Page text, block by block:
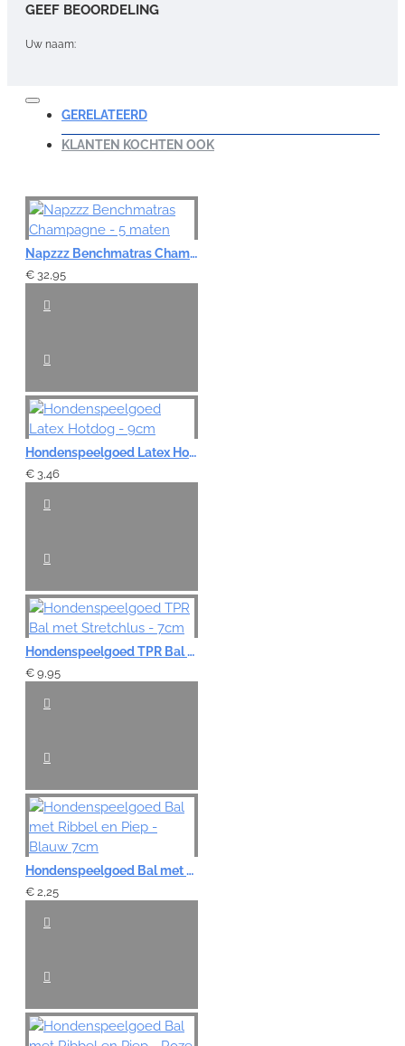
GEEF BEOORDELING
Uw naam:
Opmerking:
Note:HTML-code wordt niet vertaald!
Waardering:
Slecht Goed
GERELATEERD
KLANTEN KOCHTEN OOK
Napzzz Benchmatras Champagne - 5 maten
€ 32,95
Hondenspeelgoed Latex Hotdog - 9cm
€ 3,46
Hondenspeelgoed TPR Bal met Stretchlus - 7cm
€ 9,95
Hondenspeelgoed Bal met Ribbel en Piep - Blauw 7cm
€ 2,25